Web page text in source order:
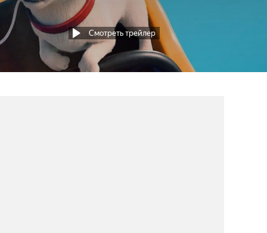
Смотреть трейлер